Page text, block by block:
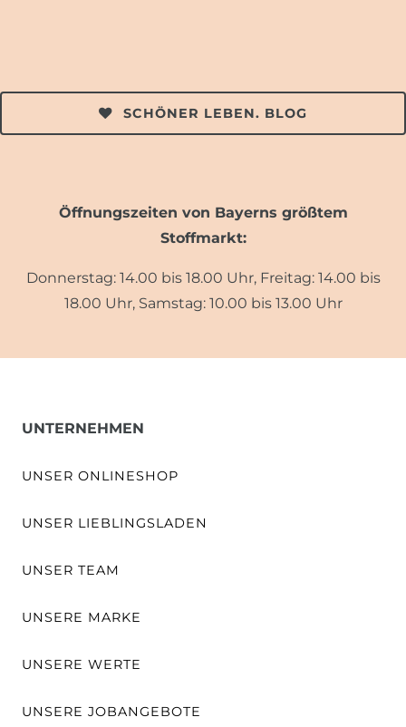
SCHÖNER LEBEN. BLOG
Öffnungszeiten von Bayerns größtem
Stoffmarkt:
Donnerstag: 14.00 bis 18.00 Uhr, Freitag: 14.00 bis
18.00 Uhr, Samstag: 10.00 bis 13.00 Uhr
UNTERNEHMEN
UNSER ONLINESHOP
UNSER LIEBLINGSLADEN
UNSER TEAM
UNSERE MARKE
UNSERE WERTE
UNSERE JOBANGEBOTE